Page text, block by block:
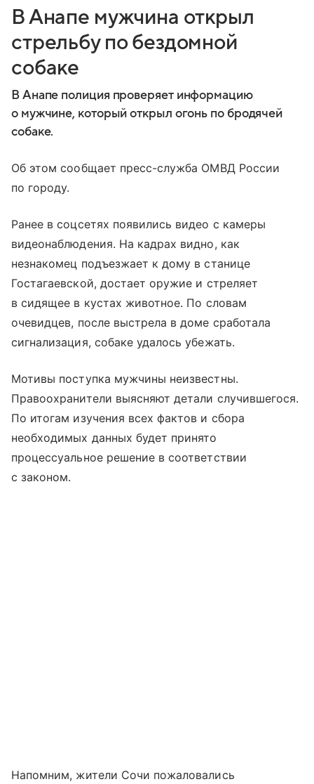
В Анапе мужчина открыл
стрельбу по бездомной
собаке
В Анапе полиция проверяет информацию
о мужчине, который открыл огонь по бродячей
собаке.
Об этом сообщает пресс-служба ОМВД России
по городу.
Ранее в соцсетях появились видео с камеры
видеонаблюдения. На кадрах видно, как
незнакомец подъезжает к дому в станице
Гостагаевской, достает оружие и стреляет
в сидящее в кустах животное. По словам
очевидцев, после выстрела в доме сработала
сигнализация, собаке удалось убежать.
Мотивы поступка мужчины неизвестны.
Правоохранители выясняют детали случившегося.
По итогам изучения всех фактов и сбора
необходимых данных будет принято
процессуальное решение в соответствии
с законом.
Напомним, жители Сочи пожаловались